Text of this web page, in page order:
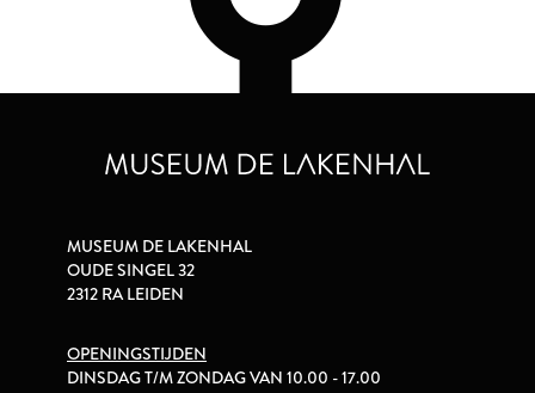
MUSEUM DE LAKENHAL
OUDE SINGEL 32
2312 RA LEIDEN
OPENINGSTIJDEN
DINSDAG T/M ZONDAG VAN 10.00 - 17.00